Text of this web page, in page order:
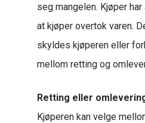
seg mangelen. Kjøper
at kjøper overtok varen.
skyldes kjøperen eller
mellom retting og
Retting eller
Kjøperen kan velge